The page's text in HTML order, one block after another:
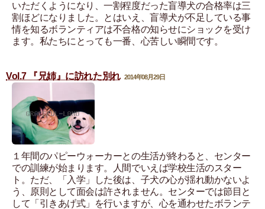
いただくようになり、一割程度だった盲導犬の合格率は三
割ほどになりました。とはいえ、盲導犬が不足している事
情を知るボランティアは不合格の知らせにショックを受け
ます。私たちにとっても一番、心苦しい瞬間です。
Vol.7 『兄姉』に訪れた別れ 2014年08月29日
１年間のパピーウォーカーとの生活が終わると、センター
での訓練が始まります。人間でいえば学校生活のスター
ト。ただ、「入学」した後は、子犬の心が揺れ動かないよ
う、原則として面会は許されません。センターでは節目と
して「引きあげ式」を行いますが、心を通わせたボランテ